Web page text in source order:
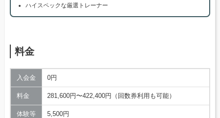
ハイスペックな厳選トレーナー
料金
入会金 0円
料金 281,600円〜422,400円（回数券利用も可能）
体験等 5,500円